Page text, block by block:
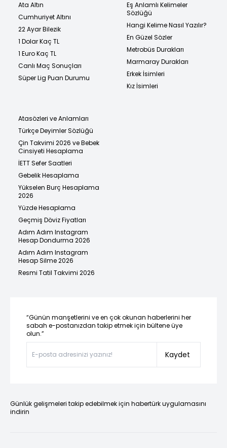
Ata Altın
Cumhuriyet Altını
22 Ayar Bilezik
1 Dolar Kaç TL
1 Euro Kaç TL
Canlı Maç Sonuçları
Süper Lig Puan Durumu
Eş Anlamlı Kelimeler
Sözlüğü
Hangi Kelime Nasıl Yazılır?
En Güzel Sözler
Metrobüs Durakları
Marmaray Durakları
Erkek İsimleri
Kız İsimleri
Atasözleri ve Anlamları
Türkçe Deyimler Sözlüğü
Çin Takvimi 2026 ve Bebek
Cinsiyeti Hesaplama
İETT Sefer Saatleri
Gebelik Hesaplama
Yükselen Burç Hesaplama
2026
Yüzde Hesaplama
Geçmiş Döviz Fiyatları
Adım Adım Instagram
Hesap Dondurma 2026
Adım Adım Instagram
Hesap Silme 2026
Resmi Tatil Takvimi 2026
“Günün manşetlerini ve en çok okunan haberlerini her
sabah e-postanızdan takip etmek için bültene üye
olun.”
Kaydet
Günlük gelişmeleri takip edebilmek için habertürk uygulamasını
indirin